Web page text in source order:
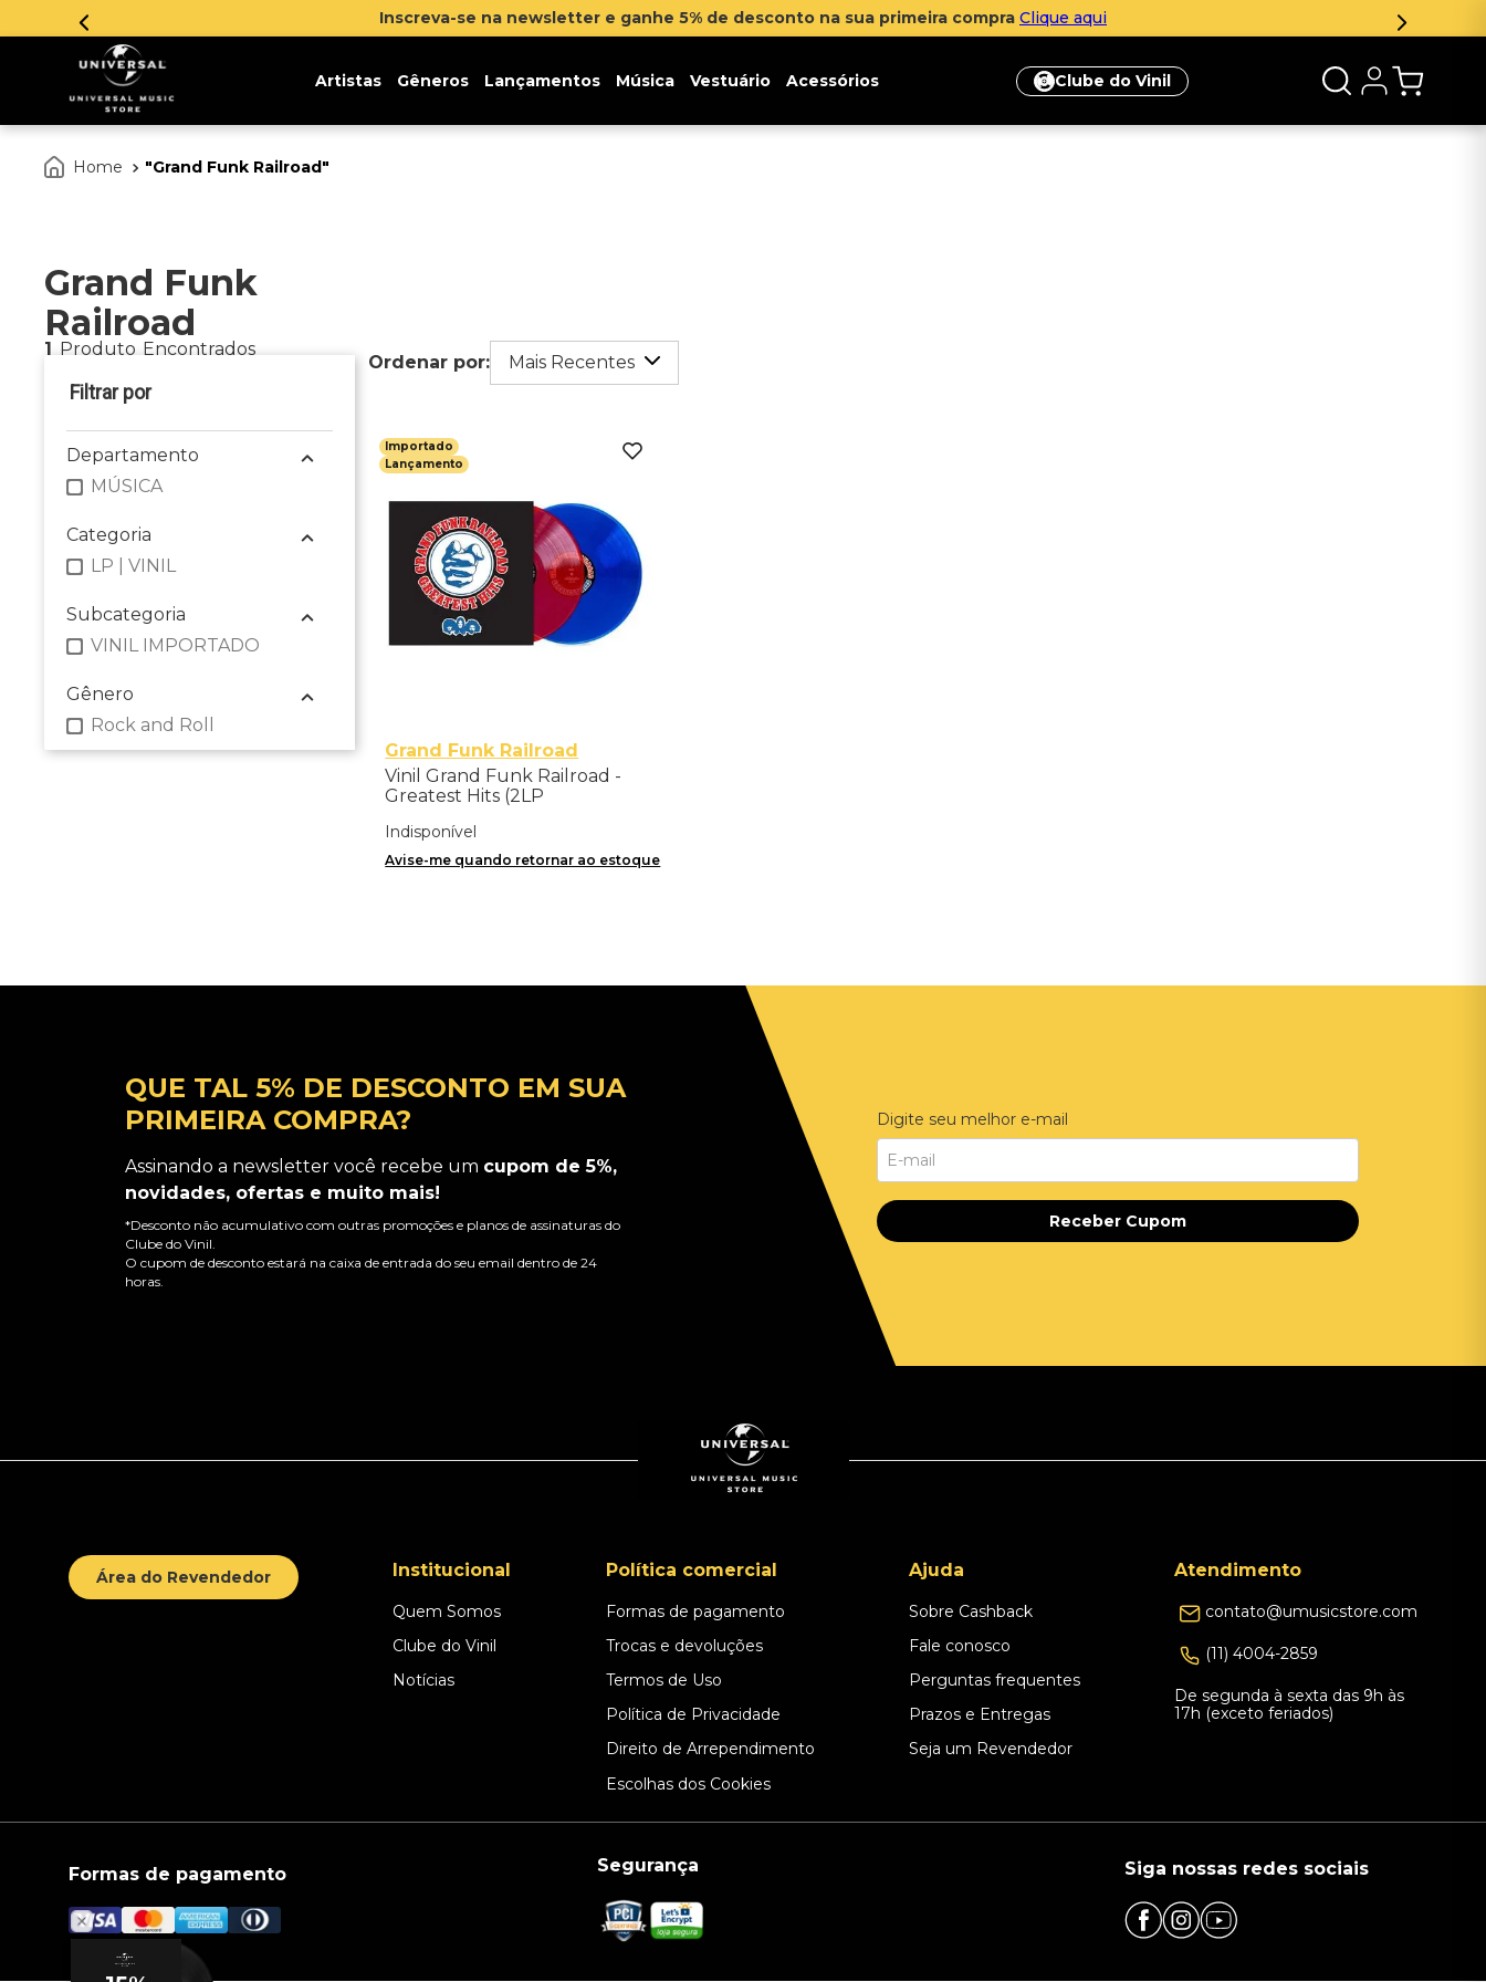
Inscreva-se na newsletter e ganhe 5% de desconto na sua primeira compra Clique aqui
Artistas Gêneros Lançamentos Música Vestuário Acessórios Clube do Vinil
Grand Funk Railroad
Grand Funk
Railroad
1 Produto
Departamento
MÚSICA
Categoria
LP | VINIL
Subcategoria
VINIL IMPORTADO
Gênero
Rock and Roll
Mais Recentes
Importado
Lançamento
Grand Funk Railroad
Vinil Grand Funk Railroad -
Greatest Hits (2LP
Importado
Indisponível
Avise-me quando retornar ao estoque
QUE TAL 5% DE DESCONTO EM SUA
PRIMEIRA COMPRA?
Assinando a newsletter você recebe um cupom de 5%,
novidades, ofertas e muito mais!
*Desconto não acumulativo com outras promoções e planos de assinaturas do
Clube do Vinil.
O cupom de desconto estará na caixa de entrada do seu email dentro de 24
horas.
Digite seu melhor e-mail
Receber Cupom
Área do Revendedor Institucional
Quem Somos
Clube do Vinil
Notícias
Política comercial
Formas de pagamento
Trocas e devoluções
Termos de Uso
Política de Privacidade
Direito de Arrependimento
Escolhas dos Cookies
Ajuda
Sobre Cashback
Fale conosco
Perguntas frequentes
Prazos e Entregas
Seja um Revendedor
Atendimento
contato@umusicstore.com
(11) 4004-2859
De segunda à sexta das 9h às
17h (exceto feriados)
Formas de pagamento Segurança Siga nossas redes sociais